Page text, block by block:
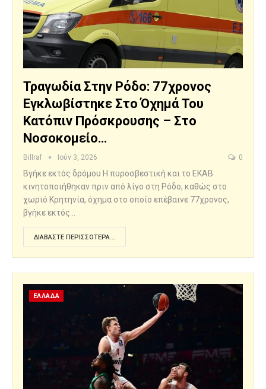
Τραγωδία Στην Ρόδο: 77χρονος
Εγκλωβίστηκε Στο Όχημά Του
Κατόπιν Πρόσκρουσης – Στο
Νοσοκομείο…
Billraf Ιούν 3, 2026 0
Βγήκε εκτός δρόμου Η πυροσβεστική και το ΕΚΑΒ
κινητοποιήθηκαν πριν από λίγο στη Ρόδο, καθώς στο
χωριό Κρητηνία, όχημα στο οποίο επέβαινε 77χρονος,
βγήκε εκτός…
ΔΙΑΒΆΣΤΕ ΠΕΡΙΣΣΌΤΕΡΑ...
ΕΛΛΑΔΑ